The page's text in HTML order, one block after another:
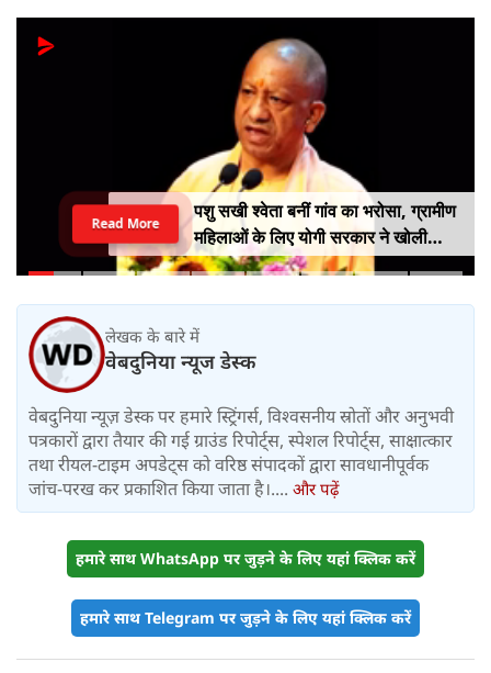
पशु सखी श्वेता बनीं गांव का भरोसा, ग्रामीण
महिलाओं के लिए योगी सरकार ने खोली
आत्मनिर्भरता की राह
Read More
लेखक के बारे में
वेबदुनिया न्यूज डेस्क
वेबदुनिया न्यूज़ डेस्क पर हमारे स्ट्रिंगर्स, विश्वसनीय स्रोतों और अनुभवी
पत्रकारों द्वारा तैयार की गई ग्राउंड रिपोर्ट्स, स्पेशल रिपोर्ट्स, साक्षात्कार
तथा रीयल-टाइम अपडेट्स को वरिष्ठ संपादकों द्वारा सावधानीपूर्वक
जांच-परख कर प्रकाशित किया जाता है।.... और पढ़ें
हमारे साथ WhatsApp पर जुड़ने के लिए यहां क्लिक करें
हमारे साथ Telegram पर जुड़ने के लिए यहां क्लिक करें